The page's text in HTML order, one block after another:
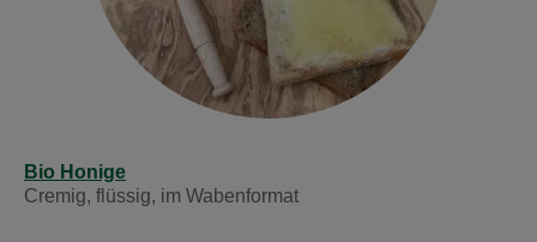
Bio Honige
Cremig, flüssig, im Wabenformat